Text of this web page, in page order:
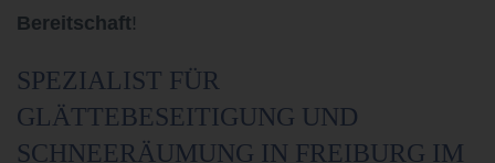
Bereitschaft!
SPEZIALIST FÜR
GLÄTTEBESEITIGUNG UND
SCHNEERÄUMUNG IN FREIBURG IM